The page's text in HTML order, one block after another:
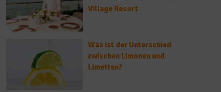
Village Resort
Was ist der Unterschied
zwischen Limonen und
Limetten?